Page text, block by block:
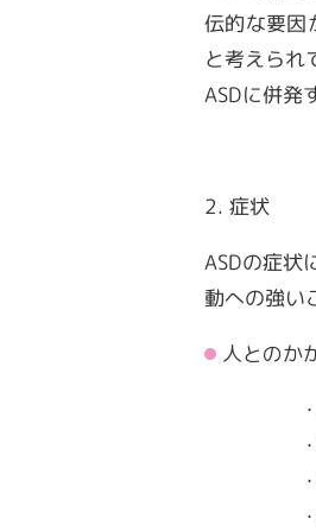
伝的な要因
と考えられ
ASDに併発
2. 症状
ASDの症状
動への強い
人とのか